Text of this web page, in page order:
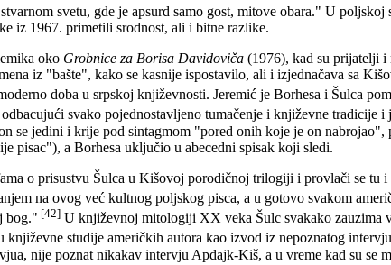
svetu, gde je apsurd samo gost, mitove obara." U
iz 1967. primetili srodnost, ali i bitne razlike.
oko Grobnice za Borisa Davidoviča (1976), kad su prijatelji i
iz "bašte", kako se kasnije ispostavilo, ali i izjednačava sa
doba u srpskoj književnosti. Jeremić je Borhesa i Šulca
odbacujući svako pojednostavljeno tumačenje i književne tradicije i
se jedini i krije pod sintagmom "pored onih koje je on nabrojao",
pisac"), a Borhesa uključio u abecedni spisak koji sledi.
o prisustvu Šulca u Kišovoj porodičnoj trilogiji i provlači se
na ovog već kultnog poljskog pisca, a u gotovo svakom
bog." [42] U književnoj mitologiji XX veka Šulc svakako zauzima
književne studije američkih autora kao izvod iz nepoznatog
nije poznat nikakav intervju Apdajk-Kiš, a u vreme kad su se